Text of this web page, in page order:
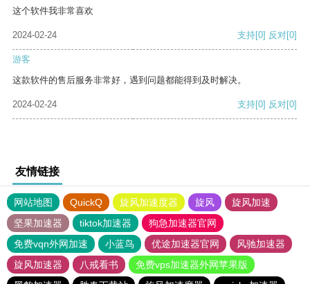
这个软件我非常喜欢
2024-02-24 支持[0] 反对[0]
游客
这款软件的售后服务非常好，遇到问题都能得到及时解决。
2024-02-24 支持[0] 反对[0]
友情链接
网站地图 QuickQ 旋风加速度器 旋风
旋风加速
坚果加速器
tiktok加速器
狗急加速器官网
免费vqn外网加速
小蓝鸟 优途加速器官网
风驰加速器
旋风加速器
八戒看书
免费vps加速器外网苹果版